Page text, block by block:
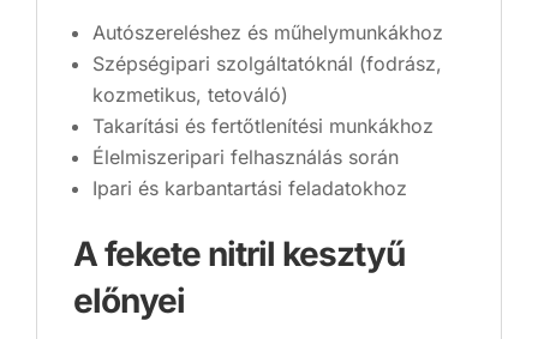
Autószereléshez és műhelymunkákhoz
Szépségipari szolgáltatóknál (fodrász,
kozmetikus, tetováló)
Takarítási és fertőtlenítési munkákhoz
Élelmiszeripari felhasználás során
Ipari és karbantartási feladatokhoz
A fekete nitril kesztyű
előnyei